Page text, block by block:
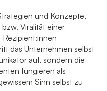
und Konzepte,
bzw. Viralität einer
das Unternehmen selbst
auf, sondern die
fungieren als
Sinn selbst zu